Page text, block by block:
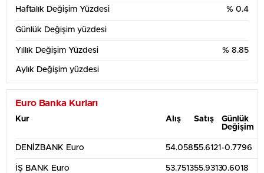
Haftalık Değişim Yüzdesi % 0.4
Günlük Değişim yüzdesi
Yıllık Değişim Yüzdesi % 8.85
Aylık Değişim yüzdesi
Euro Banka Kurları
Kur Alış Satış
Günlük
Değişim
DENİZBANK Euro 54.058555.6121 -0.7796
İŞ BANK Euro 53.751355.93130.6018